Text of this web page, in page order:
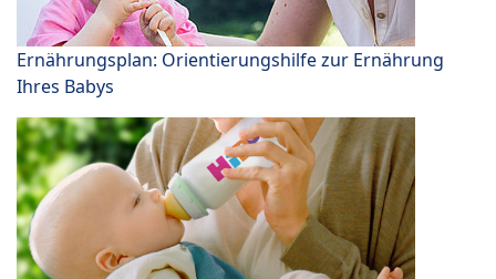
Ernährungsplan: Orientierungshilfe zur Ernährung
Ihres Babys